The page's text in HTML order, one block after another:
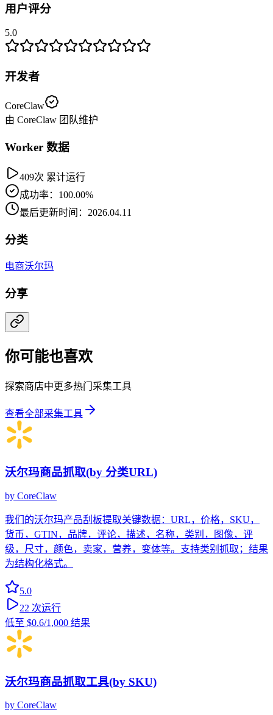
用户评分
5.0
开发者
CoreClaw
由 CoreClaw 团队维护
Worker 数据
409次 累计运行
成功率：100.00%
最后更新时间：2026.04.11
分类
电商沃尔玛
分享
你可能也喜欢
探索商店中更多热门采集工具
查看全部采集工具
沃尔玛商品抓取(by 分类URL)
by CoreClaw
我们的沃尔玛产品刮板提取关键数据：URL，价格，SKU，
货币，GTIN，品牌，评论，描述，名称，类别，图像，评
级，尺寸，颜色，卖家，营养，变体等。支持类别抓取；结果
为结构化格式。
5.0
22 次运行
低至 $0.6/1,000 结果
沃尔玛商品抓取工具(by SKU)
by CoreClaw